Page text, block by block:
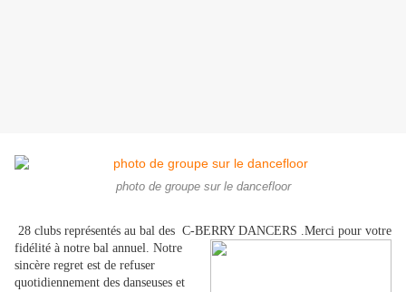
photo de groupe sur le dancefloor
28 clubs représentés au bal des C-BERRY DANCERS .Merci pour votre
fidélité à notre bal annuel. Notre
sincère regret est de refuser
quotidiennement des danseuses et